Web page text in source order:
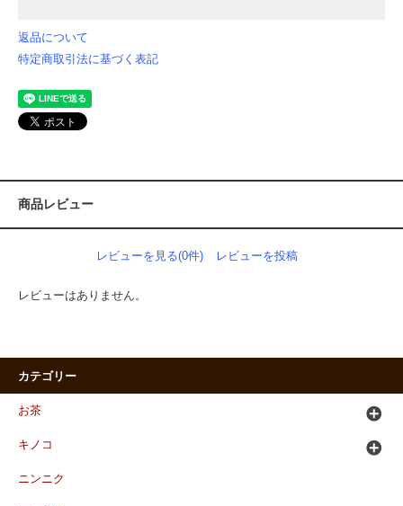
返品について
特定商取引法に基づく表記
商品レビュー
レビューを見る(0件) レビューを投稿
レビューはありません。
カテゴリー
お茶
キノコ
ニンニク